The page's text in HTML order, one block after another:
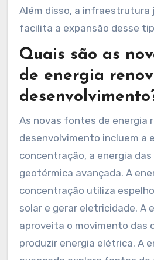
Além disso, a
facilita a expansão desse
Quais são as
de energia
As novas fontes de energia
desenvolvimento incluem a
concentração, a energia
geotérmica avançada. A
concentração utiliza
solar e gerar eletricidade. A
aproveita o movimento das
produzir energia elétrica. A